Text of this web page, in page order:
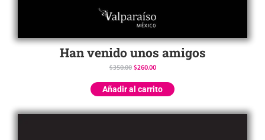
Han venido unos amigos
$350.00 $260.00
Añadir al carrito